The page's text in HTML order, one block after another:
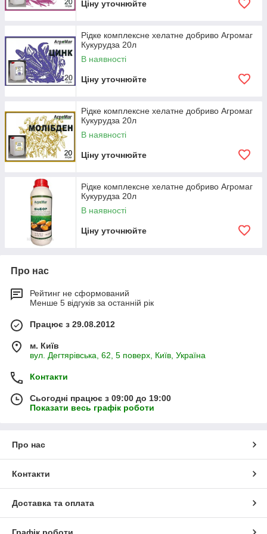
Ціну уточнюйте
Рідке комплексне хелатне добриво Агромаг
Кукурудза 20л
В наявності
Ціну уточнюйте
Рідке комплексне хелатне добриво Агромаг
Кукурудза 20л
В наявності
Ціну уточнюйте
Рідке комплексне хелатне добриво Агромаг
Кукурудза 20л
В наявності
Ціну уточнюйте
Про нас
Рейтинг не сформований
Менше 5 відгуків за останній рік
Працює з 29.08.2012
м. Київ
вул. Дегтярівська, 62, 5 поверх, Київ, Україна
Контакти
Сьогодні працює з 09:00 до 19:00
Показати весь графік роботи
Про нас
Контакти
Доставка та оплата